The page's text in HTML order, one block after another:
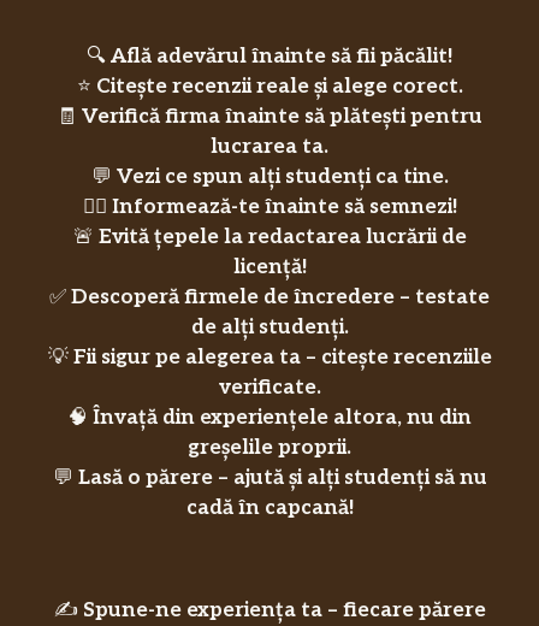
🔍 Află adevărul înainte să fii păcălit!
⭐ Citește recenzii reale și alege corect.
🧾 Verifică firma înainte să plătești pentru
lucrarea ta.
💬 Vezi ce spun alți studenți ca tine.
🕵️‍♂️ Informează-te înainte să semnezi!
🚨 Evită țepele la redactarea lucrării de
licență!
✅ Descoperă firmele de încredere – testate
de alți studenți.
💡 Fii sigur pe alegerea ta – citește recenziile
verificate.
🧠 Învață din experiențele altora, nu din
greșelile proprii.
💬 Lasă o părere – ajută și alți studenți să nu
cadă în capcană!
✍️ Spune-ne experiența ta – fiecare părere